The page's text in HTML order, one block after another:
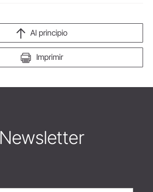
Imprimir
Al principio
Newsletter